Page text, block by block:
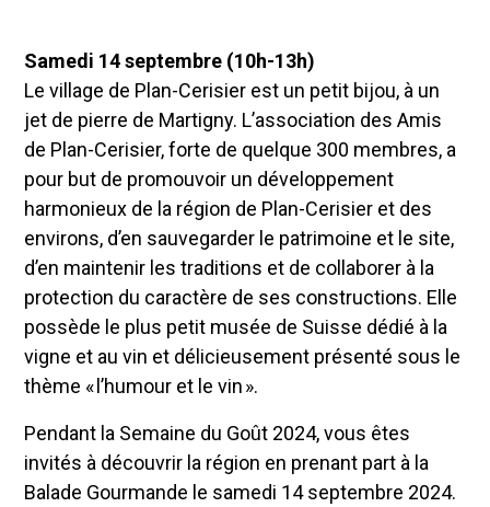
Samedi 14 septembre (10h-13h)
Le village de Plan-Cerisier est un petit bijou, à un
jet de pierre de Martigny. L’association des Amis
de Plan-Cerisier, forte de quelque 300 membres, a
pour but de promouvoir un développement
harmonieux de la région de Plan-Cerisier et des
environs, d’en sauvegarder le patrimoine et le site,
d’en maintenir les traditions et de collaborer à la
protection du caractère de ses constructions. Elle
possède le plus petit musée de Suisse dédié à la
vigne et au vin et délicieusement présenté sous le
thème « l’humour et le vin ».
Pendant la Semaine du Goût 2024, vous êtes
invités à découvrir la région en prenant part à la
Balade Gourmande le samedi 14 septembre 2024.